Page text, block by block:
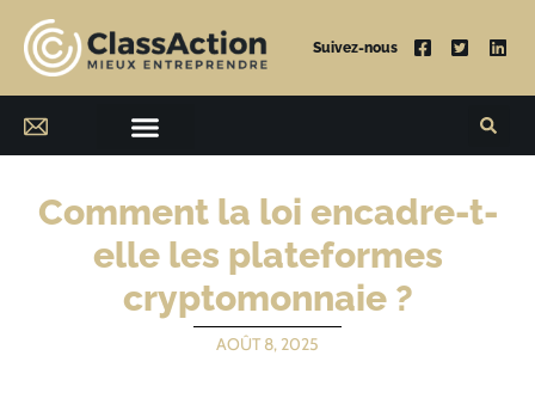
Suivez-nous
Comment la loi encadre-t-
elle les plateformes
cryptomonnaie ?
AOÛT 8, 2025